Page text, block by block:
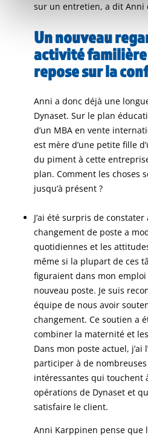
sur un entretien, a dit Anni
Un nouveau
activité familière
repose sur la
Anni a donc déjà une
Dynaset. Sur le plan
d’un MBA en vente
est mère d’une petite fille
du piment à cette
plan. Comment les choses
jusqu’à présent ?
J’ai été surpris de
changement de poste a
quotidiennes et les
même si la plupart de ces
figuraient dans mon
nouveau poste. Je suis
équipe de nous avoir
changement. Ce soutien a
combiner la maternité et
Dans mon poste actuel, j’ai
participer à de
intéressantes qui touchent
opérations de Dynaset et
satisfaire le client.
Anni Karppinen pense que